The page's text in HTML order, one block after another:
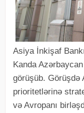
Asiya İnkişaf
Kanda
görüşüb. Görüşdə
prioritetlərinə
və Avropanı